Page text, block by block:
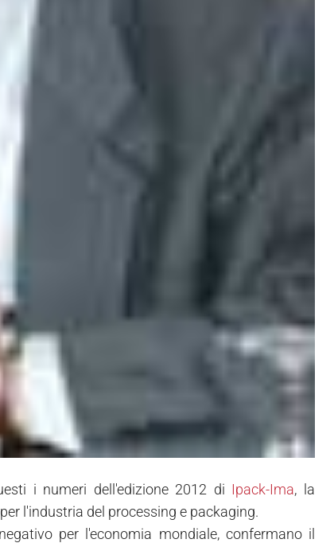
i numeri dell'edizione 2012 di Ipack-Ima, la
l'industria del processing e packaging.
per l'economia mondiale, confermano il